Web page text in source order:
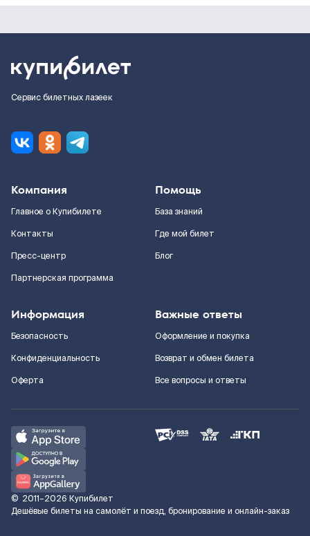
Сервис билетных лазеек
Компания
Главное о Купибилете
Контакты
Пресс-центр
Партнерская программа
Помощь
База знаний
Где мой билет
Блог
Информация
Безопасность
Конфиденциальность
Оферта
Важные ответы
Оформление и покупка
Возврат и обмен билета
Все вопросы и ответы
© 2011–2026 Купибилет
Дешёвые билеты на самолёт и поезд, бронирование и онлайн-заказ